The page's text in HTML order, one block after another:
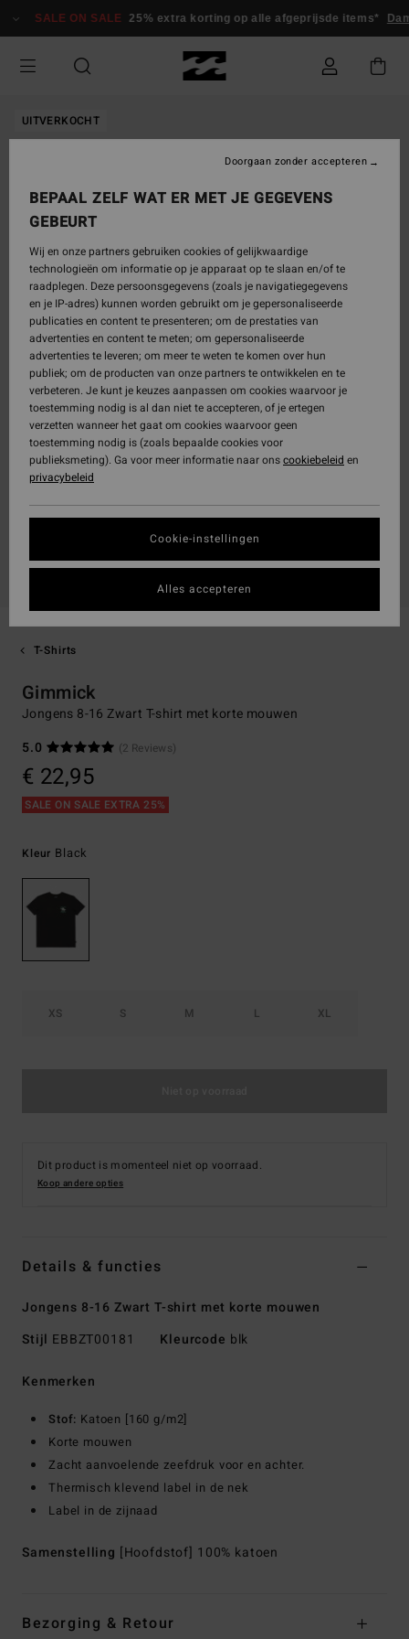
naar
SALE ON SALE 25% extra korting op alle afgeprijsde items*
UITVERKOCHT
T-Shirts
Gimmick
Jongens 8-16 Zwart T-shirt met korte mouwen
5.0
(2 Reviews)
€ 22,95
SALE ON SALE EXTRA 25%
Kleur Black
XS S M L XL
Dit product is momenteel niet op voorraad.
Koop andere opties
Details & functies
Jongens 8-16 Zwart T-shirt met korte mouwen
Stijl EBBZT00181 Kleurcode blk
Kenmerken
Stof: Katoen [160 g/m2]
Korte mouwen
Zacht aanvoelende zeefdruk voor en achter.
Thermisch klevend label in de nek
Label in de zijnaad
Samenstelling [Hoofdstof] 100% katoen
Bezorging & Retour
BEPAAL ZELF WAT ER MET JE GEGEVENS
GEBEURT
Wij en onze partners gebruiken cookies of gelijkwaardige
technologieën om informatie op je apparaat op te slaan en/of te
raadplegen. Deze persoonsgegevens (zoals je navigatiegegevens
en je IP-adres) kunnen worden gebruikt om je gepersonaliseerde
publicaties en content te presenteren; om de prestaties van
advertenties en content te meten; om gepersonaliseerde
advertenties te leveren; om meer te weten te komen over hun
publiek; om de producten van onze partners te ontwikkelen en te
verbeteren. Je kunt je keuzes aanpassen om cookies waarvoor je
toestemming nodig is al dan niet te accepteren, of je ertegen
verzetten wanneer het gaat om cookies waarvoor geen
toestemming nodig is (zoals bepaalde cookies voor
publieksmeting). Ga voor meer informatie naar onscookiebeleid en
privacybeleid
Cookie-instellingen
Doorgaan zonder accepteren
Alles accepteren